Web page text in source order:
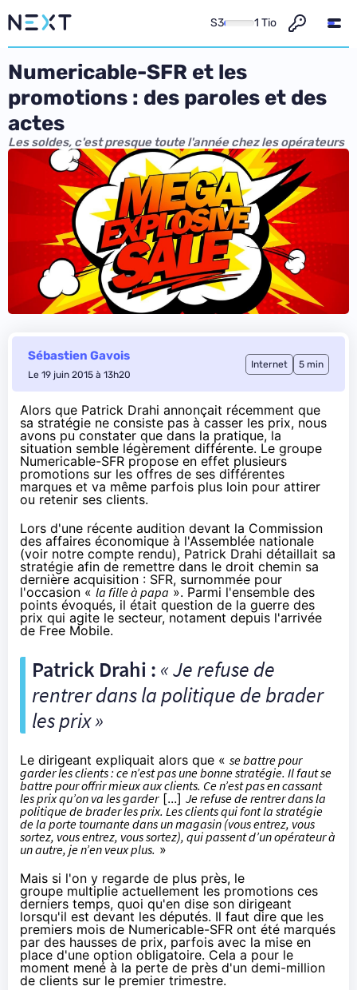
S3 1 Tio
Numericable-SFR et les
promotions : des paroles et des
actes
Les soldes, c'est presque toute l'année chez les opérateurs
Sébastien Gavois
Le 19 juin 2015 à 13h20
Internet 5 min
Alors que Patrick Drahi annonçait récemment que
sa stratégie ne consiste pas à casser les prix, nous
avons pu constater que dans la pratique, la
situation semble légèrement différente. Le groupe
Numericable-SFR propose en effet plusieurs
promotions sur les offres de ses différentes
marques et va même parfois plus loin pour attirer
ou retenir ses clients.
Lors d'une récente audition devant la Commission
des affaires économique à l'Assemblée nationale
(voir notre compte rendu), Patrick Drahi détaillait sa
stratégie afin de remettre dans le droit chemin sa
dernière acquisition : SFR, surnommée pour
l'occasion «la fille à papa ». Parmi l'ensemble des
points évoqués, il était question de la guerre des
prix qui agite le secteur, notament depuis l'arrivée
de Free Mobile.
Patrick Drahi : « Je refuse de
rentrer dans la politique de brader
les prix »
Le dirigeant expliquait alors que « se battrepour
garder les clients : ce n’est pas une bonne stratégie. Il faut se
battre pour offrir mieux aux clients. Ce n’est pas en cassant
les prix qu’on va les garder[...] Je refuse de rentrer dans la
politique de brader les prix. Les clients qui font la stratégie
de la porte tournante dans un magasin (vous entrez, vous
sortez, vous entrez, vous sortez), qui passent d’un opérateur à
un autre, je n’en veux plus. »
Mais si l'on y regarde de plus près, le
groupe multiplie actuellement les promotions ces
derniers temps, quoi qu'en dise son dirigeant
lorsqu'il est devant les députés. Il faut dire que les
premiers mois de Numericable-SFR ont été marqués
par des hausses de prix, parfois avec la mise en
place d'une option obligatoire. Cela a pour le
moment mené à la perte de près d'un demi-million
de clients sur le premier trimestre.